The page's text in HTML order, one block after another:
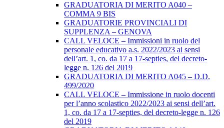
GRADUATORIA DI MERITO A040 –
COMMA 9 BIS
GRADUATORIE PROVINCIALI DI
SUPPLENZA – GENOVA
CALL VELOCE – Immissioni in ruolo del
personale educativo a.s. 2022/2023 ai sensi
dell’art. 1, co. da 17 a 17-septies, del decreto-
legge n. 126 del 2019
GRADUATORIA DI MERITO A045 – D.D.
499/2020
CALL VELOCE – Immissione in ruolo docenti
per l’anno scolastico 2022/2023 ai sensi dell’art.
1, co. da 17 a 17-septies, del decreto-legge n. 126
del 2019